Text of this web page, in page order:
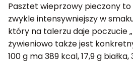
Pasztet wieprzowy pieczony
zwykle intensywniejszy w
który na talerzu daje poczucie
żywieniowo także jest
100 g ma 389 kcal, 17,9 g białka,